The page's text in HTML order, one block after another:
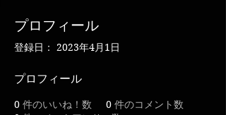
プロフィール
登録日： 2023年4月1日
プロフィール
0 件のいいね！数 0 件のコメント数